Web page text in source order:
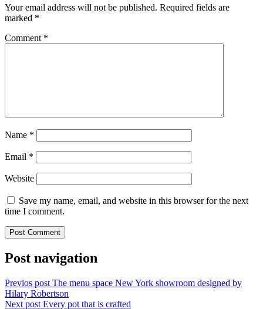
Your email address will not be published. Required fields are
marked *
Comment *
Name *
Email *
Website
Save my name, email, and website in this browser for the next
time I comment.
Post navigation
Previos post The menu space New York showroom designed by
Hilary Robertson
Next post Every pot that is crafted